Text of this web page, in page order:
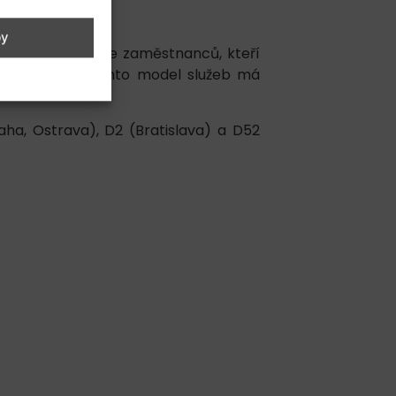
pracují tisíce zaměstnanců, kteří
Právě tento model služeb má
Ostrava), D2 (Bratislava) a D52